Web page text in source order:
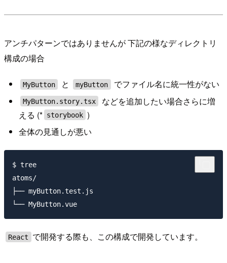
アンチパターンではありませんが 下記の様なディレクトリ
構成の場合
MyButton と myButton でファイル名に統一性がない
MyButton.story.tsx
などを追加したい場合さらに増
える (* storybook )
全体の見通しが悪い
$ tree
atoms/
├── myButton.test.js
React で開発する際も、この構成で開発しています。